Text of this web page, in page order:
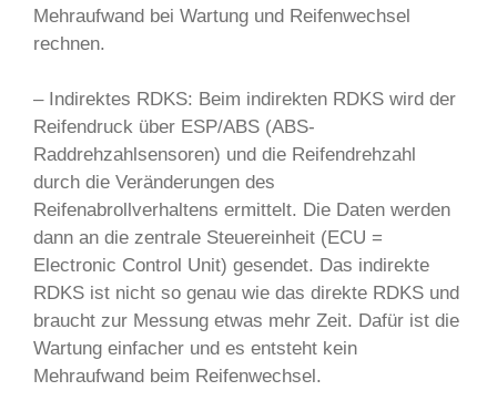
Mehraufwand bei Wartung und Reifenwechsel
rechnen.
– Indirektes RDKS: Beim indirekten RDKS wird der
Reifendruck über ESP/ABS (ABS-
Raddrehzahlsensoren) und die Reifendrehzahl
durch die Veränderungen des
Reifenabrollverhaltens ermittelt. Die Daten werden
dann an die zentrale Steuereinheit (ECU =
Electronic Control Unit) gesendet. Das indirekte
RDKS ist nicht so genau wie das direkte RDKS und
braucht zur Messung etwas mehr Zeit. Dafür ist die
Wartung einfacher und es entsteht kein
Mehraufwand beim Reifenwechsel.